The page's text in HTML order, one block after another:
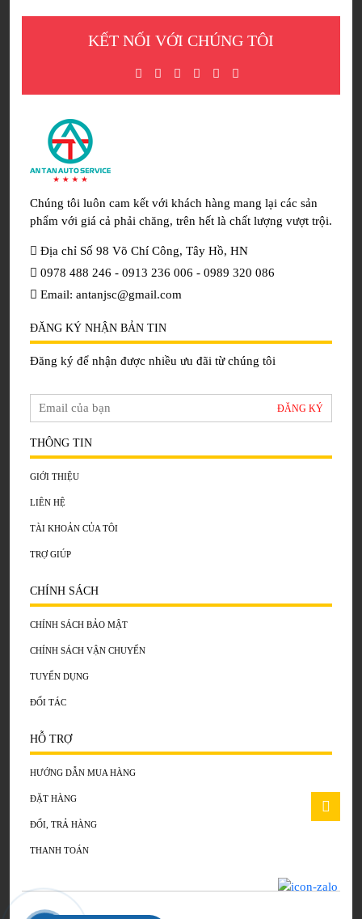
KẾT NỐI VỚI CHÚNG TÔI
Chúng tôi luôn cam kết với khách hàng mang lại các sản
phẩm với giá cả phải chăng, trên hết là chất lượng vượt trội.
Địa chỉ Số 98 Võ Chí Công, Tây Hồ, HN
0978 488 246 - 0913 236 006 - 0989 320 086
Email: antanjsc@gmail.com
ĐĂNG KÝ NHẬN BẢN TIN
Đăng ký để nhận được nhiều ưu đãi từ chúng tôi
THÔNG TIN
GIỚI THIỆU
LIÊN HỆ
TÀI KHOẢN CỦA TÔI
TRỢ GIÚP
CHÍNH SÁCH
CHÍNH SÁCH BẢO MẬT
CHÍNH SÁCH VẬN CHUYỂN
TUYỂN DỤNG
ĐỐI TÁC
HỖ TRỢ
HƯỚNG DẪN MUA HÀNG
ĐẶT HÀNG
ĐỔI, TRẢ HÀNG
THANH TOÁN